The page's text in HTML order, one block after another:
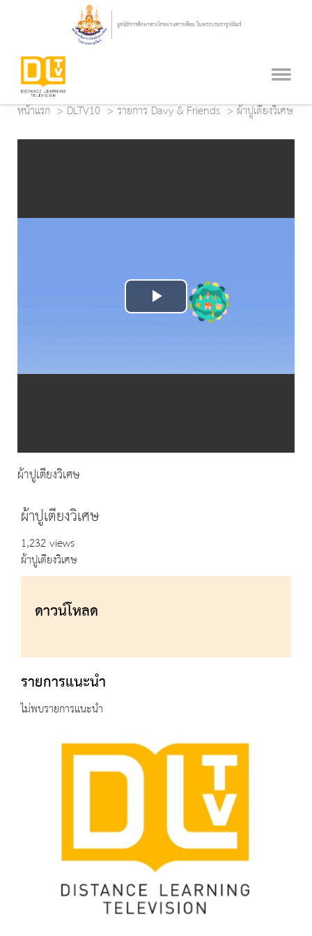
หน้าแรก DLTV10 รายการ Davy & Friends ผ้าปูเตียงวิเศษ
Play
ผ้าปูเตียงวิเศษ
ผ้าปูเตียงวิเศษ
1,232 views
ผ้าปูเตียงวิเศษ
ดาวน์โหลด
รายการแนะนำ
ไม่พบรายการแนะนำ